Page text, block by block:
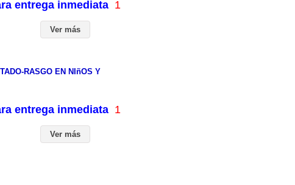
entrega inmediata 1
Ver más
RASGO EN NIñOS Y
entrega inmediata 1
Ver más